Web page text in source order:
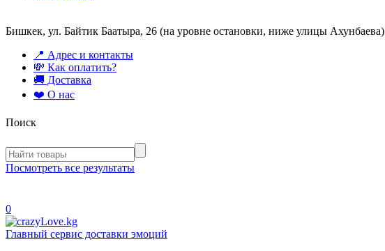
Бишкек, ул. Байтик Баатыра, 26 (на уровне остановки, ниже улицы Ахунбаева)
📍 Адрес и контакты
💸 Как оплатить?
🚚 Доставка
❤️ О нас
Поиск
Посмотреть все результаты
0
Главный сервис доставки эмоций